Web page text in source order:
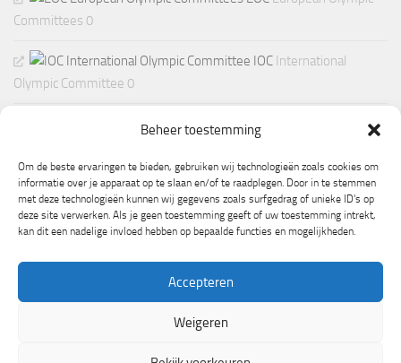
Beheer toestemming
Om de beste ervaringen te bieden, gebruiken wij technologieën zoals cookies om
informatie over je apparaat op te slaan en/of te raadplegen. Door in te stemmen
met deze technologieën kunnen wij gegevens zoals surfgedrag of unieke ID's op
deze site verwerken. Als je geen toestemming geeft of uw toestemming intrekt,
kan dit een nadelige invloed hebben op bepaalde functies en mogelijkheden.
Accepteren
Weigeren
Committees 0
IOC International
Olympic Committee 0